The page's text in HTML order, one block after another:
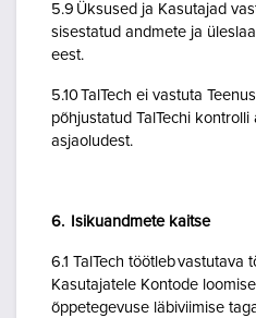
5.9 Üksused ja Kasutajad
sisestatud andmete ja
eest.
5.10 TalTech ei vastuta
põhjustatud TalTechi
asjaoludest.
6. Isikuandmete kaitse
6.1 TalTech töötleb vastutava
Kasutajatele Kontode
õppetegevuse läbiviimise